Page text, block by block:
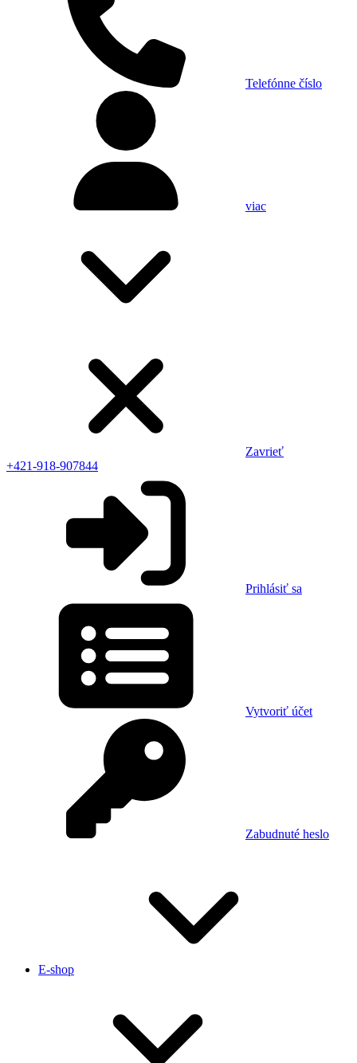
Telefónne číslo
viac
Zavrieť
+421-918-907844
Prihlásiť sa
Vytvoriť účet
Zabudnuté heslo
E-shop